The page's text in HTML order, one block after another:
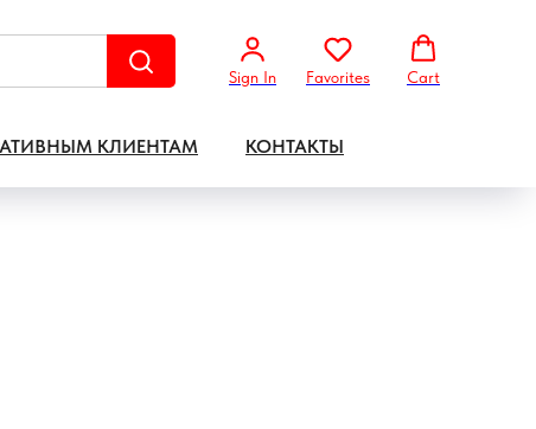
Sign In Favorites Cart
КЛИЕНТАМ КОНТАКТЫ